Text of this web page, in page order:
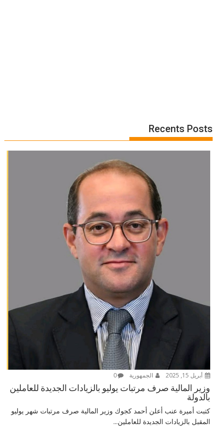
Recents Posts
أبريل 15, 2025 الجمهورية 0
وزير المالية صرف مرتبات يوليو بالزيادات الجديدة للعاملين
بالدولة
كتبت أميرة عنب أعلن أحمد كجوك وزير المالية صرف مرتبات شهر يوليو
المقبل بالزيادات الجديدة للعاملين...